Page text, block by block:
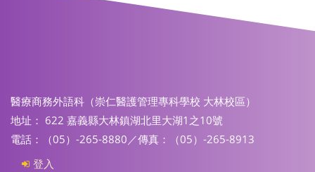
醫療商務外語科（崇仁醫護管理專科學校 大林校區）
地址： 622 嘉義縣大林鎮湖北里大湖1之10號
電話：（05）-265-8880／傳真：（05）-265-8913
登入